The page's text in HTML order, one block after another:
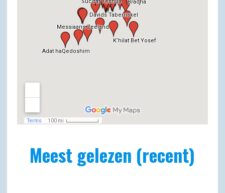
Meest gelezen (recent)